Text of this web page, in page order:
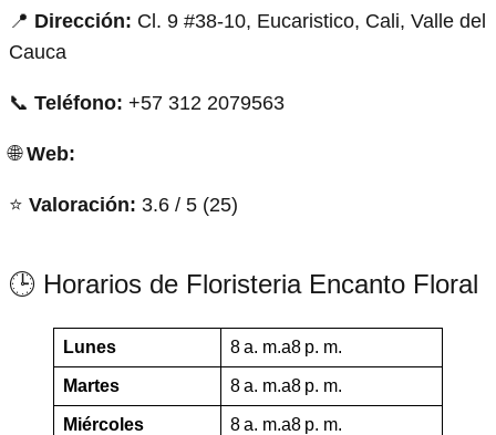
📍 Dirección: Cl. 9 #38-10, Eucaristico, Cali, Valle del
Cauca
📞 Teléfono: +57 312 2079563
🌐Web:
⭐ Valoración: 3.6 / 5 (25)
🕒 Horarios de Floristeria Encanto Floral
Lunes 8 a. m.a8 p. m.
Martes 8 a. m.a8 p. m.
Miércoles 8 a. m.a8 p. m.